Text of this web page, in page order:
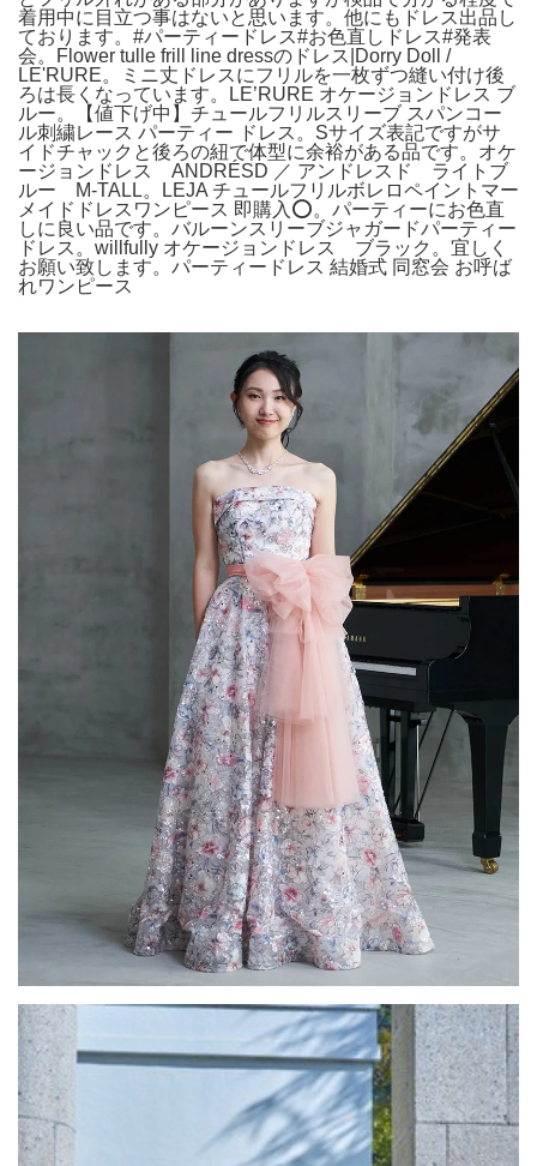
着用中に目立つ事はないと思います。他にもドレス出品し
ております。#パーティードレス#お色直しドレス#発表
会。Flower tulle frill line dressのドレス|Dorry Doll /
LE'RURE。ミニ丈ドレスにフリルを一枚ずつ縫い付け後
ろは長くなっています。LE’RURE オケージョンドレス ブ
ルー。【値下げ中】チュールフリルスリーブ スパンコー
ル刺繍レース パーティー ドレス。Sサイズ表記ですがサ
イドチャックと後ろの紐で体型に余裕がある品です。オケ
ージョンドレス ANDRÉSD ／ アンドレスド ライトブ
ルー M-TALL。LEJA チュールフリルボレロペイントマー
メイドドレスワンピース 即購入⭕️。パーティーにお色直
しに良い品です。バルーンスリーブジャガードパーティー
ドレス。willfully オケージョンドレス ブラック。宜しく
お願い致します。パーティードレス 結婚式 同窓会 お呼ば
れワンピース